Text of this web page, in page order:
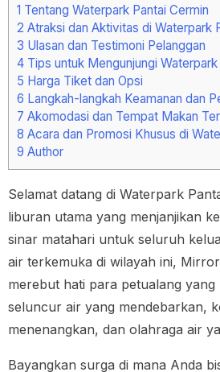
1 Tentang Waterpark Pantai Cermin
2 Atraksi dan Aktivitas di Waterpark
3 Ulasan dan Testimoni Pelanggan
4 Tips untuk Mengunjungi
5 Harga Tiket dan Opsi
6 Langkah-langkah Keamanan dan
7 Akomodasi dan Tempat Makan
8 Acara dan Promosi Khusus di
9 Author
Selamat datang di Waterpark
liburan utama yang menjanjikan
sinar matahari untuk seluruh
air terkemuka di wilayah ini,
merebut hati para petualang yang
seluncur air yang mendebarkan,
menenangkan, dan olahraga air
Bayangkan surga di mana Anda